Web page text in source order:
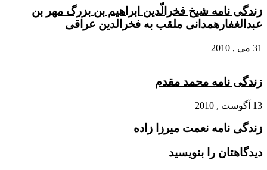
زندگی نامه شیخ فخرالّدین ابراهیم بن بزرگ مهر بن
عبدالغفارهمدانی ملقب به فخرالدین عراقی
31 می , 2010
زندگی نامه محمد مقدم
13 آگوست , 2010
زندگی نامه نعمت میرزا زاده
دیدگاهتان را بنویسید